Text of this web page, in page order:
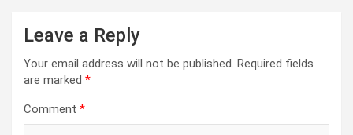
Leave a Reply
Your email address will not be published. Required fields
are marked *
Comment *